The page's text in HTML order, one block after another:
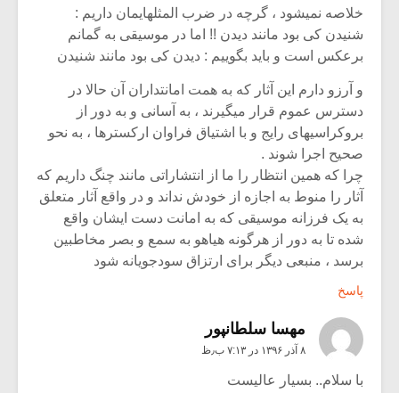
خلاصه نمیشود ، گرچه در ضرب المثلهایمان داریم :
شنیدن کی بود مانند دیدن !! اما در موسیقی به گمانم
برعکس است و باید بگوییم : دیدن کی بود مانند شنیدن
و آرزو دارم این آثار که به همت امانتداران آن حالا در
دسترس عموم قرار میگیرند ، به آسانی و به دور از
بروکراسیهای رایج و با اشتیاق فراوان ارکسترها ، به نحو
صحیح اجرا شوند .
چرا که همین انتظار را ما از انتشاراتی مانند چنگ داریم که
آثار را منوط به اجازه از خودش نداند و در واقع آثار متعلق
به یک فرزانه موسیقی که به امانت دست ایشان واقع
شده تا به دور از هرگونه هیاهو به سمع و بصر مخاطبین
برسد ، منبعی دیگر برای ارتزاق سودجویانه شود
پاسخ
مهسا سلطانپور
۸ آذر ۱۳۹۶ در ۷:۱۳ ب٫ظ
با سلام.. بسیار عالیست